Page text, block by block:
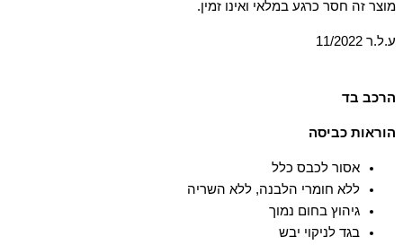
מוצר זה חסר כרגע במלאי ואינו זמין.
ע.ל.ר 11/2022
הרכב בד
הוראות כביסה
אסור לכבס כלל
ללא חומרי הלבנה, ללא השריה
גיהוץ בחום נמוך
בגד לניקוי יבש